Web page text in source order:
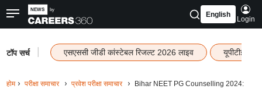
English
Login
टॉप सर्च एसएससी जीडी कांस्टेबल रिजल्ट 2026 लाइव यूपीटीईटी
होम परीक्षा समाचार प्रवेश परीक्षा समाचार
Bihar NEET PG Counselling 2024: